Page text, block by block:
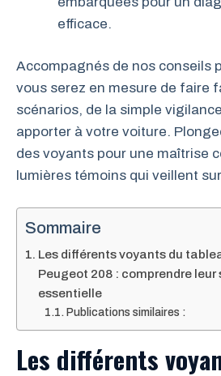
efficace.
Accompagnés de nos conseils
vous serez en mesure de faire
scénarios, de la simple
apporter à votre voiture.
des voyants pour une maîtrise
lumières témoins qui veillent
Sommaire
Les différents voyants du
Peugeot 208 : comprendre
essentielle
Publications similaires :
Les différents